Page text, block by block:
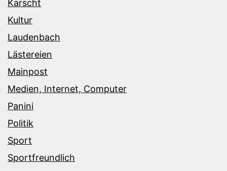
Karscht
Kultur
Laudenbach
Lästereien
Mainpost
Medien, Internet, Computer
Panini
Politik
Sport
Sportfreundlich